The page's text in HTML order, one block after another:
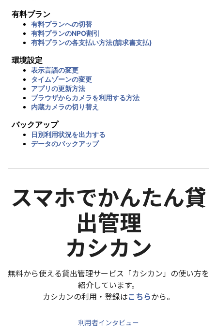
有料プラン
有料プランへの切替
有料プランのNPO割引
有料プランの各支払い方法(請求書支払)
環境設定
表示言語の変更
タイムゾーンの変更
アプリの更新方法
ブラウザからカメラを利用する方法
内蔵カメラの切り替え
バックアップ
日別利用状況を出力する
データのバックアップ
スマホでかんたん貸
出管理
カシカン
無料から使える貸出管理サービス「カシカン」の使い方を
紹介しています。
カシカンの利用・登録はこちらから。
利用者インタビュー